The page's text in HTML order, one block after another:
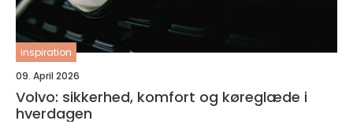
inspiration
09. April 2026
Volvo: sikkerhed, komfort og køreglæde i
hverdagen